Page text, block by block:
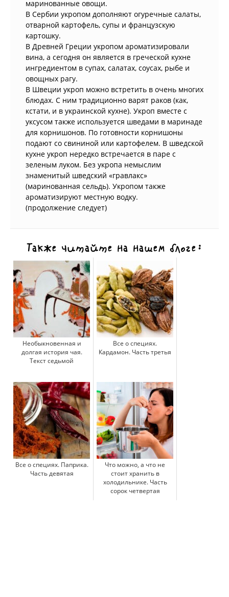
маринованные овощи.
В Сербии укропом дополняют огуречные салаты,
отварной картофель, супы и французскую
картошку.
В Древней Греции укропом ароматизировали
вина, а сегодня он является в греческой кухне
ингредиентом в супах, салатах, соусах, рыбе и
овощных рагу.
В Швеции укроп можно встретить в очень многих
блюдах. С ним традиционно варят раков (как,
кстати, и в украинской кухне). Укроп вместе с
уксусом также используется шведами в маринаде
для корнишонов. По готовности корнишоны
подают со свининой или картофелем. В шведской
кухне укроп нередко встречается в паре с
зеленым луком. Без укропа немыслим
знаменитый шведский «гравлакс»
(маринованная сельдь). Укропом также
ароматизируют местную водку.
(продолжение следует)
Также читайте на нашем блоге:
Необыкновенная и
долгая история чая.
Текст седьмой
Все о специях.
Кардамон. Часть третья
Все о специях. Паприка.
Часть девятая
Что можно, а что не
стоит хранить в
холодильнике. Часть
сорок четвертая